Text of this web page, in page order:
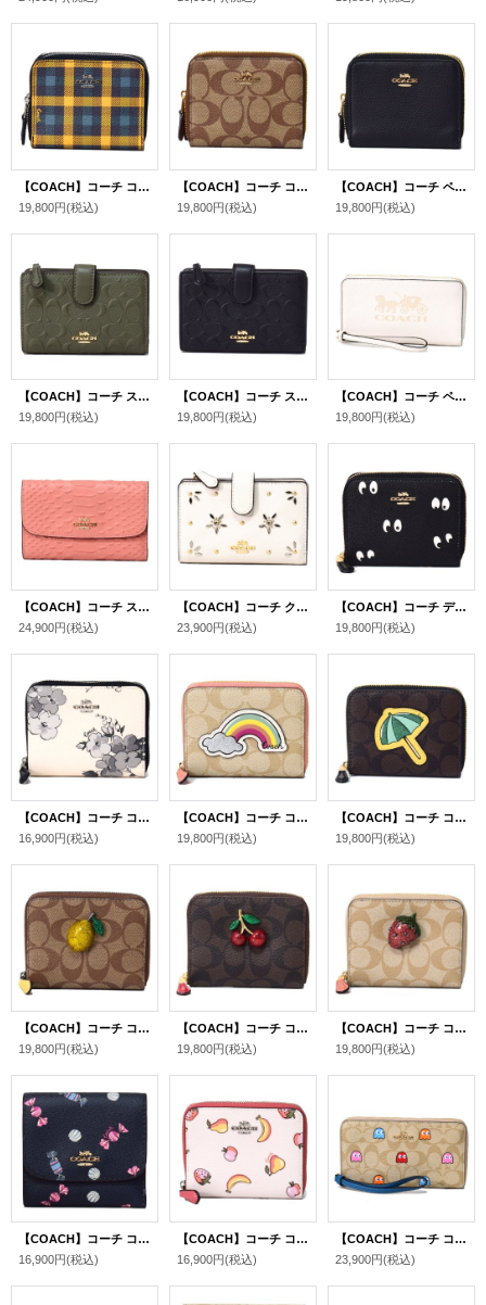
【COACH】コーチ コーティングキャンバス ギンガム チェック プリント スモール ダブルジップ アラウンド 二つ折り 財布 ネイビー×カーキマルチ〔日本未発売〕
19,800円(税込)
【COACH】コーチ コーティングキャンバス レザー シグネチャー スモール ダブルジップ アラウンド 二つ折り 財布 カーキ×サドル2〔日本未発売〕
19,800円(税込)
【COACH】コーチ ペブルレザー スモール ダブルジップ アラウンド 二つ折り 財布 ブラック〔日本未発売〕
19,800円(税込)
【COACH】コーチ スムースカーフレザー シグネチャー 型押し ミディアム コーナー ジップ 二つ折り財布 ミリタリーグリーン（日本未発売）
19,800円(税込)
【COACH】コーチ スムースカーフレザー シグネチャー 型押し ミディアム コーナー ジップ 二つ折り財布 ブラック（日本未発売）
19,800円(税込)
【COACH】コーチ ペブルレザー ロゴ 型押し ジップ ラージ フォン iPhone スマホ ウォレット リストレット 財布 チャーク〔日本未発売〕
19,800円(税込)
【COACH】コーチ スネーク エンボスレザー パイソン ミディアム エンベロープ ウォレット 三つ折り財布 ライトコーラル（日本未発売）
24,900円(税込)
【COACH】コーチ クロスグレインレザー オールオーバー スタッズ ビジュー ミディアム コーナー ジップ 二つ折り財布 チャーク（日本未発売）
23,900円(税込)
【COACH】コーチ ディズニー コラボ コーティングキャンバス ウィズ スノーホワイト アンド ザ セブン ドワーフス アイズ プリント 白雪姫 七人の小人 スモール ジップ アラウンド 二つ折り 財布 ブラックマルチ〔日本未発売〕
19,800円(税込)
【COACH】コーチ コーティングキャンバス フェアリーテイル フローラル 花柄 フラワー プリント スモール ジップ アラウンド 二つ折り 財布 チャークマルチ〔日本未発売〕
16,900円(税込)
【COACH】コーチ コーティングキャンパス スムースレザー シグネチャー モチーフ 虹 アップリケ スモール ジップ アラウンド 二つ折り 財布 ライトカーキ×ライトコーラル〔日本未発売〕
19,800円(税込)
【COACH】コーチ コーティングキャンパス スムースレザー シグネチャー モチーフ アンブレラ 傘 アップリケ スモール ジップ アラウンド 二つ折り 財布 ブラウン×ブラックマルチ〔日本未発売〕
19,800円(税込)
【COACH】コーチ コーティングキャンパス スムースレザー シグネチャー フルーツ レモン スモール ジップ アラウンド 二つ折り 財布 カーキ×サンフラワー〔日本未発売〕
19,800円(税込)
【COACH】コーチ コーティングキャンパス スムースレザー シグネチャー フルーツ チェリー さくらんぼ スモール ジップ アラウンド 二つ折り 財布 ブラウンブラック×トゥルーレッド〔日本未発売〕
19,800円(税込)
【COACH】コーチ コーティングキャンパス スムースレザー シグネチャー フルーツ ストロベリー イチゴ スモール ジップ アラウンド 二つ折り 財布 ライトカーキ×ライトコーラル〔日本未発売〕
19,800円(税込)
【COACH】コーチ コーティングキャンバス スキャッタード キャンディ 飴 プリント スモール 三つ折り財布 ネイビーマルチ×ピンクルビー（日本未発売）
16,900円(税込)
【COACH】コーチ コーティングキャンバス ミックス フルーツ プリント スモール ジップ アラウンド 二つ折り 財布 チャークマルチ×ピオニー〔日本未発売〕
16,900円(税込)
【COACH】コーチ コーティングキャンバス スムースレザー シグネチャー パックマン ゴースト ラージ ジップ フォン iPhone スマホ ウォレット リストレット 財布 ライトカーキマルチ〔日本未発売〕
23,900円(税込)